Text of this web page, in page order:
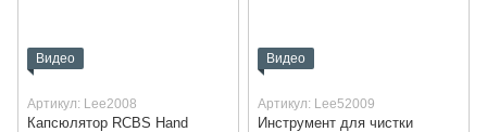
Видео
Артикул: Lee2008
Капсюлятор RCBS Hand
Видео
Артикул: Lee52009
Инструмент для чистки